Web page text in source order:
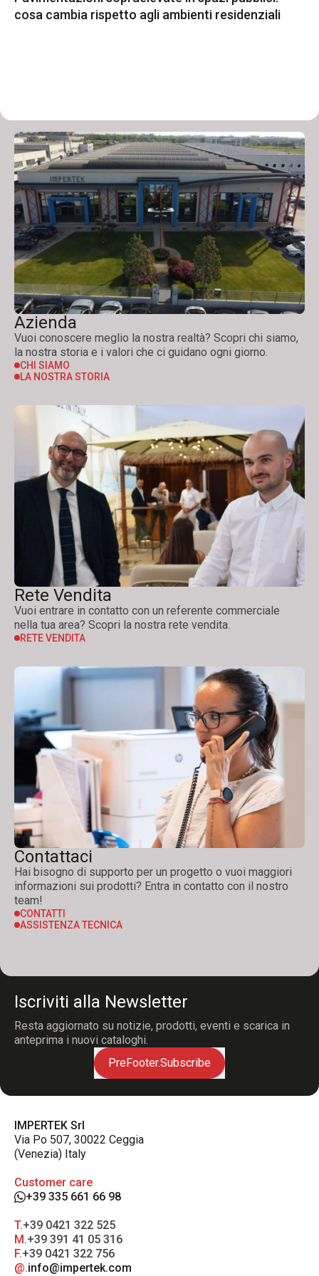
cosa cambia rispetto agli ambienti residenziali
Azienda
Vuoi conoscere meglio la nostra realtà? Scopri chi siamo,
la nostra storia e i valori che ci guidano ogni giorno.
CHI SIAMO
LA NOSTRA STORIA
Rete Vendita
Vuoi entrare in contatto con un referente commerciale
nella tua area? Scopri la nostra rete vendita.
RETE VENDITA
Contattaci
Hai bisogno di supporto per un progetto o vuoi maggiori
informazioni sui prodotti? Entra in contatto con il nostro
team!
CONTATTI
ASSISTENZA TECNICA
Iscriviti alla Newsletter
Resta aggiornato su notizie, prodotti, eventi e scarica in
anteprima i nuovi cataloghi.
PreFooter.Subscribe
IMPERTEK Srl
Via Po 507, 30022 Ceggia
(Venezia) Italy
Customer care
+39 335 661 66 98
T.+39 0421 322 525
M.+39 391 41 05 316
F.+39 0421 322 756
@.info@impertek.com